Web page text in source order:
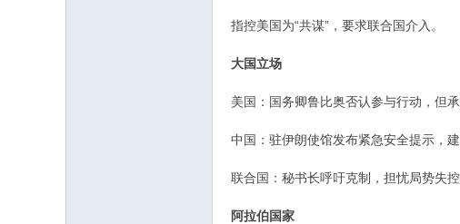
指控美国为“共谋”，要求联合国介入。
‌大国立场‌
美国‌：国务卿鲁比奥否认参与行动，但
中国‌：驻伊朗使馆发布紧急安全提示，建
联合国‌：秘书长呼吁克制，担忧局势失控
‌阿拉伯国家‌